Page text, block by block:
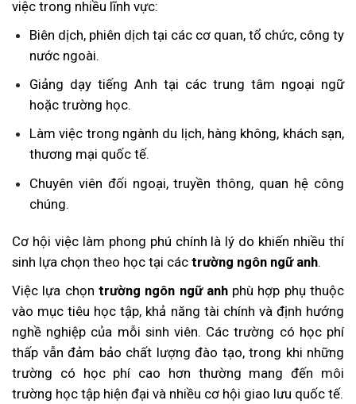
việc trong nhiều lĩnh vực:
Biên dịch, phiên dịch tại các cơ quan, tổ chức, công ty
nước ngoài.
Giảng dạy tiếng Anh tại các trung tâm ngoại ngữ
hoặc trường học.
Làm việc trong ngành du lịch, hàng không, khách sạn,
thương mại quốc tế.
Chuyên viên đối ngoại, truyền thông, quan hệ công
chúng.
Cơ hội việc làm phong phú chính là lý do khiến nhiều thí
sinh lựa chọn theo học tại các trường ngôn ngữ anh.
Việc lựa chọn trường ngôn ngữ anhphù hợp phụ thuộc
vào mục tiêu học tập, khả năng tài chính và định hướng
nghề nghiệp của mỗi sinh viên. Các trường có học phí
thấp vẫn đảm bảo chất lượng đào tạo, trong khi những
trường có học phí cao hơn thường mang đến môi
trường học tập hiện đại và nhiều cơ hội giao lưu quốc tế.